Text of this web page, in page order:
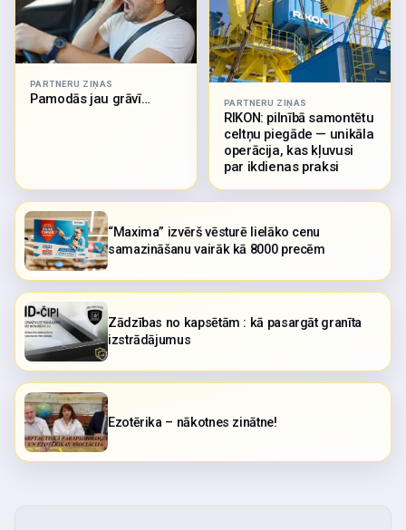
PARTNERU ZIŅAS
Pamodās jau grāvī… PARTNERU ZIŅAS
RIKON: pilnībā samontētu
celtņu piegāde — unikāla
operācija, kas kļuvusi
par ikdienas praksi
“Maxima” izvērš vēsturē lielāko cenu
samazināšanu vairāk kā 8000 precēm
Zādzības no kapsētām : kā pasargāt granīta
izstrādājumus
Ezotērika – nākotnes zinātne!